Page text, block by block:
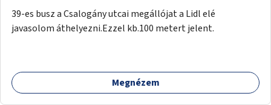
39-es busz a Csalogány utcai megállójat a Lidl elé
javasolom áthelyezni.Ezzel kb.100 metert jelent.
Megnézem